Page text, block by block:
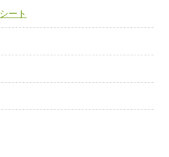
新たな可能性を広げる
び効果的な指導ができる
対応支援チーム】
チーム】
ート